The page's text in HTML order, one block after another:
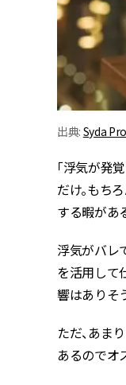
出典: Syda
「浮気が発
だけ。もち
する暇があ
浮気がバレ
を活用して
響はありそ
ただ、あま
あるのでオ